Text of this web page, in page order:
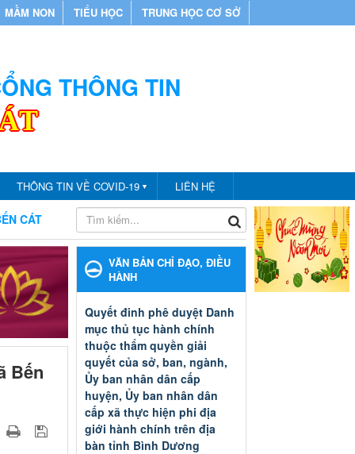
MẦM NON TIỂU HỌC TRUNG HỌC CƠ SỞ
THÔNG TIN
THÔNG TIN VỀ COVID-19 ▼ LIÊN HỆ
CHÀO MỪNG BẠN ĐẾN VỚI CỔNG THÔNG TIN PHÒNG
Bến
VĂN BẢN CHỈ ĐẠO, ĐIỀU
HÀNH
Quyết đinh phê duyệt Danh
mục thủ tục hành chính
thuộc thẩm quyền giải
quyết của sở, ban, ngành,
Ủy ban nhân dân cấp
huyện, Ủy ban nhân dân
cấp xã thực hiện phi địa
giới hành chính trên địa
bàn tỉnh Bình Dương